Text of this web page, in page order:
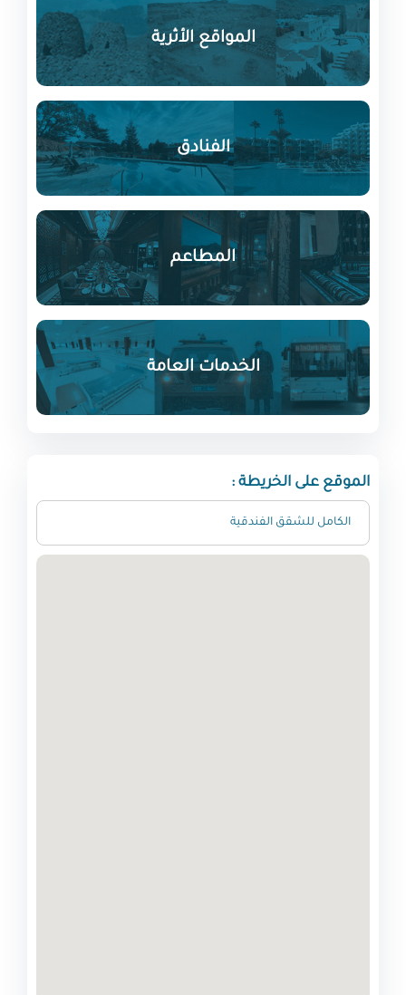
المواقع الأثرية
الفنادق
المطاعم
الخدمات العامة
الموقع على الخريطة :